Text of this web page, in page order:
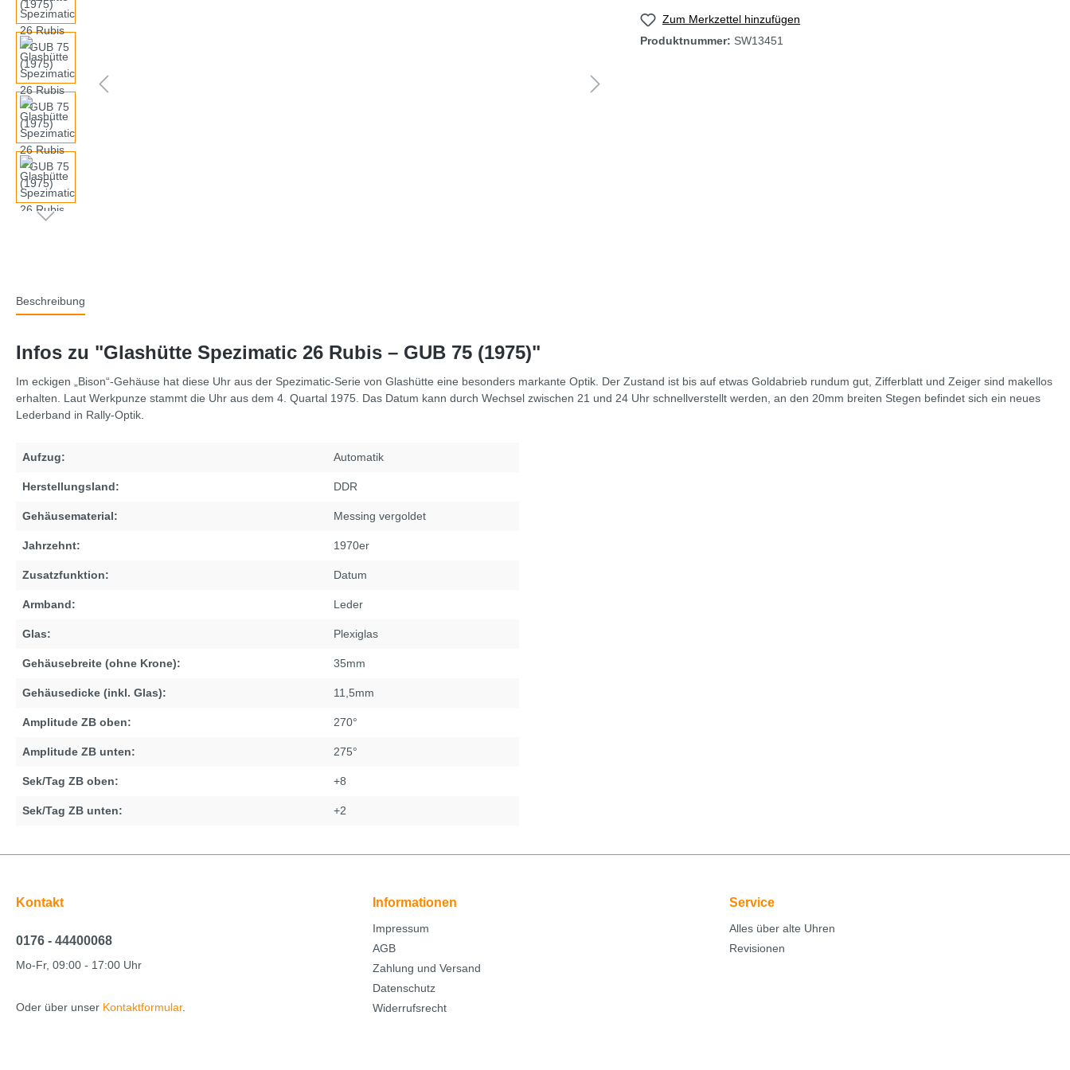
Zum Merkzettel hinzufügen
Produktnummer: SW13451
Beschreibung
Infos zu "Glashütte Spezimatic 26 Rubis – GUB 75 (1975)"
Im eckigen „Bison“-Gehäuse hat diese Uhr aus der Spezimatic-Serie von Glashütte eine besonders markante Optik. Der Zustand ist bis auf etwas Goldabrieb rundum gut, Zifferblatt und Zeiger sind makellos
erhalten. Laut Werkpunze stammt die Uhr aus dem 4. Quartal 1975. Das Datum kann durch Wechsel zwischen 21 und 24 Uhr schnellverstellt werden, an den 20mm breiten Stegen befindet sich ein neues
Lederband in Rally-Optik.
Aufzug: Automatik
Herstellungsland: DDR
Gehäusematerial: Messing vergoldet
Jahrzehnt: 1970er
Zusatzfunktion: Datum
Armband: Leder
Glas: Plexiglas
Gehäusebreite (ohne Krone): 35mm
Gehäusedicke (inkl. Glas): 11,5mm
Amplitude ZB oben: 270°
Amplitude ZB unten: 275°
Sek/Tag ZB oben: +8
Sek/Tag ZB unten: +2
Kontakt
0176 - 44400068
Mo-Fr, 09:00 - 17:00 Uhr
Oder über unser Kontaktformular.
Informationen
Impressum
AGB
Zahlung und Versand
Datenschutz
Widerrufsrecht
Service
Alles über alte Uhren
Revisionen